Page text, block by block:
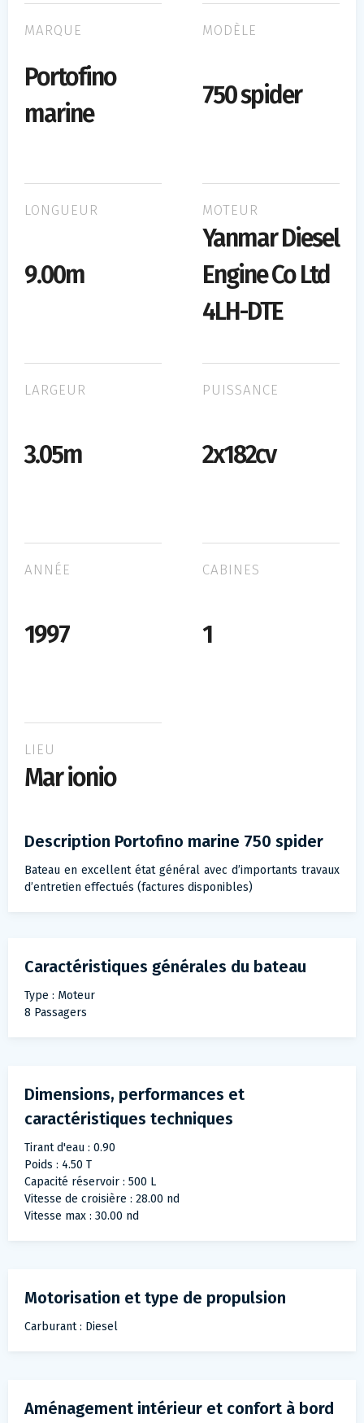
MARQUE
Portofino
marine
MODÈLE
750 spider
LONGUEUR
9.00m
MOTEUR
Yanmar Diesel
Engine Co Ltd
4LH-DTE
LARGEUR
3.05m
PUISSANCE
2x182cv
ANNÉE
1997
CABINES
1
LIEU
Mar ionio
Description Portofino marine 750 spider
Bateau en excellent état général avec d’importants travaux
d’entretien effectués (factures disponibles)
Caractéristiques générales du bateau
Type : Moteur
8 Passagers
Dimensions, performances et
caractéristiques techniques
Tirant d'eau : 0.90
Poids : 4.50 T
Capacité réservoir : 500 L
Vitesse de croisière : 28.00 nd
Vitesse max : 30.00 nd
Motorisation et type de propulsion
Carburant : Diesel
Aménagement intérieur et confort à bord